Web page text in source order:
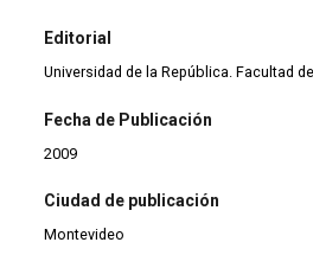
Editorial
Universidad de la República. Facultad
Fecha de Publicación
2009
Ciudad de publicación
Montevideo